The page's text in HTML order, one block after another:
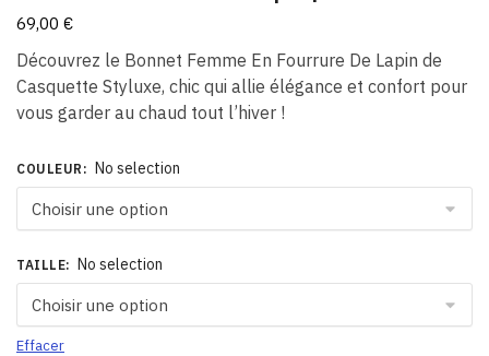
69,00 €
Découvrez le Bonnet Femme En Fourrure De Lapin de
Casquette Styluxe, chic qui allie élégance et confort pour
vous garder au chaud tout l’hiver !
COULEUR : No selection
TAILLE: No selection
Effacer